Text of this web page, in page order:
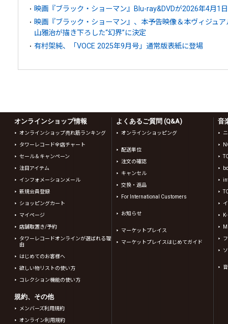
映画『ブラック・ショーマン』Blu-ray&DVDが2026年4月1
映画『ブラック・ショーマン』、本予告映像＆本ヴィジュ
山雅治が描き下ろした“幻界”に決定
有村架純、「VOCE 2025年9月号」通常版表紙に登場
オンラインショップ情報
オンラインショップ売れ筋ランキング
タワーレコード全店チャート
セール＆キャンペーン
注目アイテム
インフォメーションメール
新規会員登録
ショッピングカート
マイページ
店舗取置き/予約
タワーレコードオンラインが選ばれる理
由
はじめてのお客様へ
欲しい物リストの使い方
コレクション機能の使い方
規約、その他
メンバーズ利用規約
オンライン利用規約
よくあるご質問 (Q&A)
オンラインショッピング
配送単位
注文の確認
キャンセル
交換・返品
For International Customers
お知らせ
マーケットプレイス
マーケットプレイスはじめてガイド
音